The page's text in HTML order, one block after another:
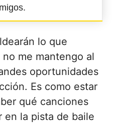
lo que
me mantengo al
oportunidades
Es como estar
qué canciones
en la pista de baile